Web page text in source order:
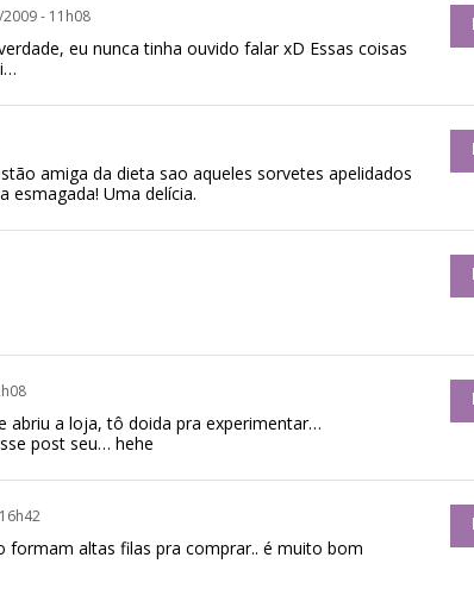
- 11h08
eu nunca tinha ouvido falar xD Essas coisas
amiga da dieta sao aqueles sorvetes apelidados
Uma delícia.
abriu a loja, tô doida pra experimentar…
post seu… hehe
formam altas filas pra comprar.. é muito bom